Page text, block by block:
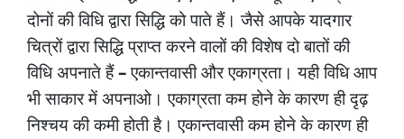
दोनों की विधि द्वारा सिद्धि को पाते हैं। जैसे आपके यादगार
चित्रों द्वारा सिद्धि प्राप्त करने वालों की विशेष दो बातों की
विधि अपनाते हैं–एकान्तवासी और एकाग्रता। यही विधि आप
भी साकार में अपनाओ। एकाग्रता कम होने के कारण ही दृढ़
निश्चय की कमी होती है। एकान्तवासी कम होने के कारण ही